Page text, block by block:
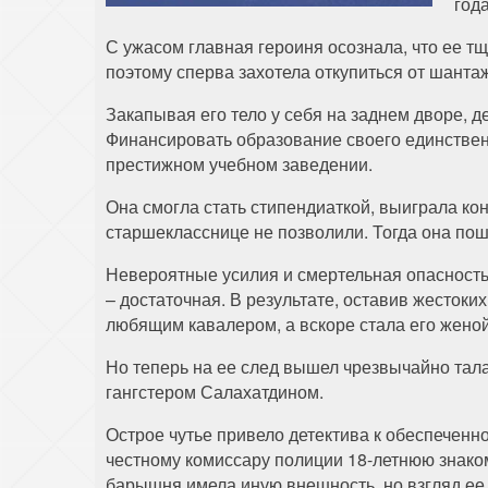
С ужасом главная героиня осознала, что ее
поэтому сперва захотела откупиться от
Закапывая его тело у себя на заднем дворе,
Финансировать образование своего
престижном учебном заведении.
Она смогла стать стипендиаткой, выиграла
старшекласснице не позволили. Тогда она
Невероятные усилия и смертельная
– достаточная. В результате, оставив
любящим кавалером, а вскоре стала его
Но теперь на ее след вышел чрезвычайно
гангстером Салахатдином.
Острое чутье привело детектива к
честному комиссару полиции 18-летнюю